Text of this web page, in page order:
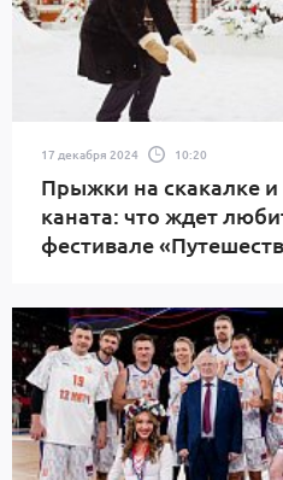
17 декабря 2024 10:20
Прыжки на скакалке и
каната: что ждет
фестивале